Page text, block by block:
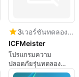
3
เวอร์ชันทดลองใช้
ICFMeister
โปรแกรมความ
ปลอดภัยรุ่นทดลอง
สำหรับ Windows